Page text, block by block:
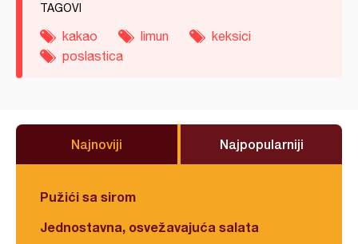
TAGOVI
kakao limun
keksici
poslastica
Najnoviji Najpopularniji
Pužići sa sirom
Jednostavna, osvežavajuća salata